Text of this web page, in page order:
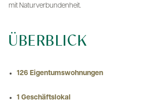
mit Naturverbundenheit.
ÜBERBLICK
126 Eigentumswohnungen
1 Geschäftslokal